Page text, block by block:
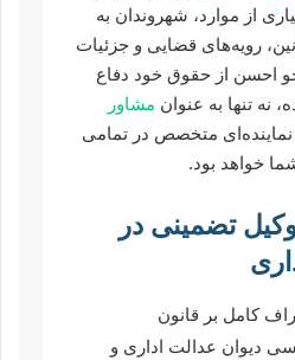
از موارد، شهروندان به
رویه‌های قضایی و جزئیات
احسن از حقوق خود دفاع
نه تنها به عنوان مشاور
نماینده‌ای متخصص در تمامی
خواهد بود.
تضمینی در
کامل بر قانون
دیوان عدالت اداری و